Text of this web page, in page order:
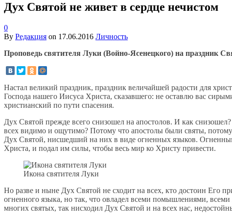
Дух Святой не живет в сердце нечистом
0
By Редакция on 17.06.2016 Личность
Проповедь святителя Луки (Войно-Ясенецкого) на праздник
Настал великий праздник, праздник величайшей радости для
Господа нашего Иисуса Христа, сказавшего: не оставлю вас
христианский по пути спасения.
Дух Святой прежде всего снизошел на апостолов. И как
всех видимо и ощутимо? Потому что апостолы были святы,
Дух Святой, нисшедший на них в виде огненных языков.
Христа, и подал им силы, чтобы весь мир ко Христу привести.
Икона святителя Луки
Но разве и ныне Дух Святой не сходит на всех, кто достоин Его
огненного языка, но так, что овладел всеми помышлениями,
многих святых, так нисходил Дух Святой и на всех нас,